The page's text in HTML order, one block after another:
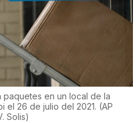
en un local de la
el 26 de julio del 2021. (AP
Solis)